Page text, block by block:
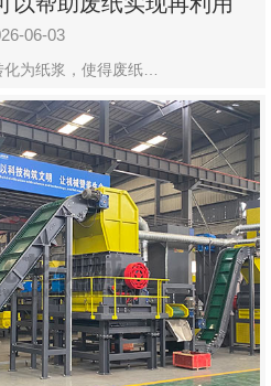
06-03
为纸浆，使得废纸…